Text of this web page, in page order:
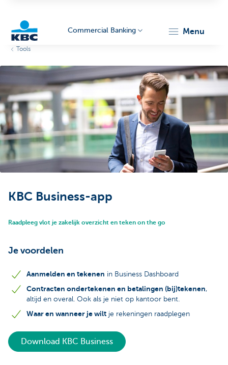
Corporate
Commercial Banking menu
Tools
KBC Business-app
Raadpleeg vlot je zakelijk overzicht en teken on the go
Je voordelen
Aanmelden en tekenen in Business Dashboard
Contracten ondertekenen en betalingen (bij)tekenen,
altijd en overal. Ook als je niet op kantoor bent.
Waar en wanneer je wilt je rekeningen raadplegen
Download KBC Business